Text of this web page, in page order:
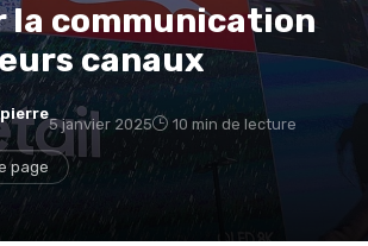
la communication
canaux
5 janvier 2025 10 min de lecture
page